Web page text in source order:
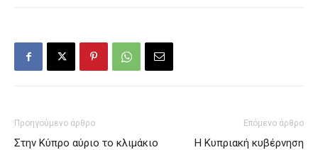
Προηγούμενο άρθρο
Στην Κύπρο αύριο το κλιμάκιο
Επόμενο άρθρο
Η Κυπριακή κυβέρνηση